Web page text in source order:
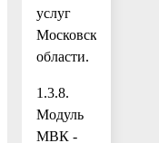
услуг
Московской
области.
1.3.8.
Модуль
МВК -